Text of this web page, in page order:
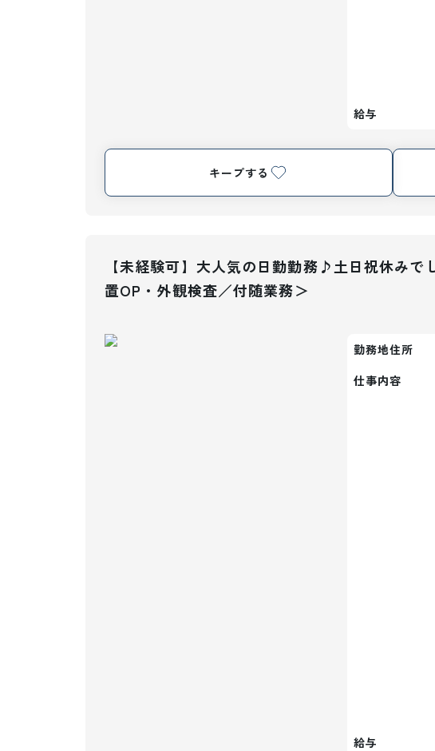
給与
キープする
【未経験可】大人気の日勤勤務♪土日祝休み
置OP・外観検査／付随業務＞
勤務地住所
仕事内容
給与